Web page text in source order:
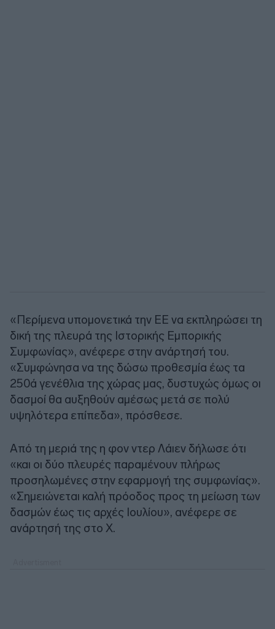
«Περίμενα υπομονετικά την ΕΕ να εκπληρώσει τη
δική της πλευρά της Ιστορικής Εμπορικής
Συμφωνίας», ανέφερε στην ανάρτησή του.
«Συμφώνησα να της δώσω προθεσμία έως τα
250ά γενέθλια της χώρας μας, δυστυχώς όμως οι
δασμοί θα αυξηθούν αμέσως μετά σε πολύ
υψηλότερα επίπεδα», πρόσθεσε.
Από τη μεριά της η φον ντερ Λάιεν δήλωσε ότι
«και οι δύο πλευρές παραμένουν πλήρως
προσηλωμένες στην εφαρμογή της συμφωνίας».
«Σημειώνεται καλή πρόοδος προς τη μείωση των
δασμών έως τις αρχές Ιουλίου», ανέφερε σε
ανάρτησή της στο Χ.